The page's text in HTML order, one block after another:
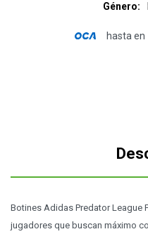
Género
hasta en
Botines Adidas Predator League
jugadores que buscan máximo